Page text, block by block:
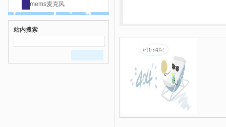
mems麦克风
站内搜索